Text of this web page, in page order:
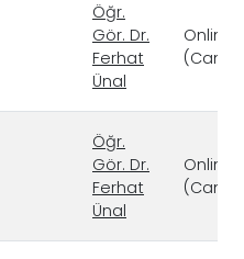
Öğr.
Gör. Dr.
Ferhat
Ünal
Online
(Canlı)
Öğr.
Gör. Dr.
Ferhat
Ünal
Online
(Canlı)